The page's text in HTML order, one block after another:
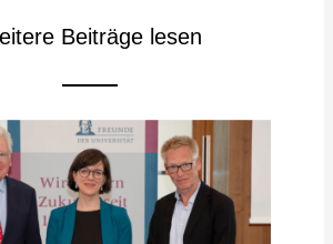
Beiträge lesen